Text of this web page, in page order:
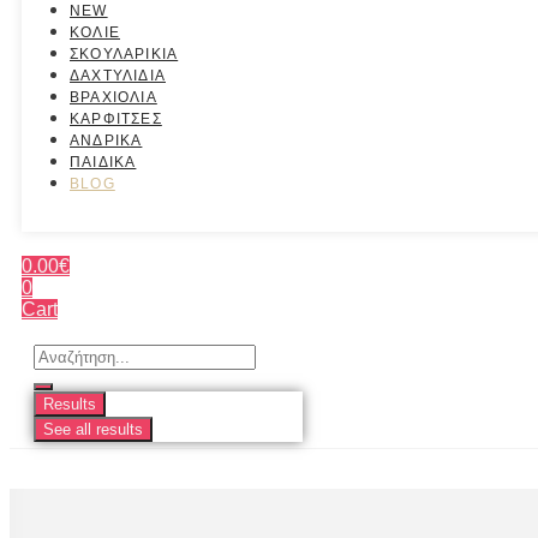
NEW
ΚΟΛΙΕ
ΣΚΟΥΛΑΡΙΚΙΑ
ΔΑΧΤΥΛΙΔΙΑ
ΒΡΑΧΙΟΛΙΑ
ΚΑΡΦΙΤΣΕΣ
ΑΝΔΡΙΚΑ
ΠΑΙΔΙΚΑ
BLOG
0.00€
0
Cart
Search
...
Results
See all results